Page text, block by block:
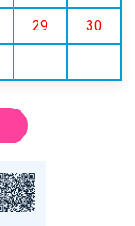
29 30